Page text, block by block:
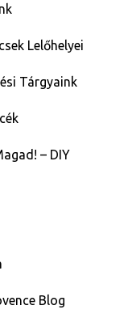
Lelőhelyei
Tárgyaink
– DIY
Blog